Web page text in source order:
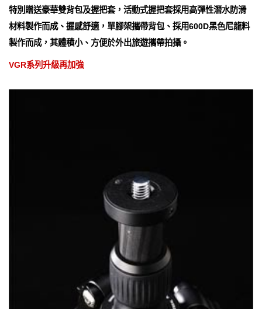
特別贈送豪華雙背包及握把套，活動式握把套採用高彈性潛水防滑
材料製作而成、握感舒適，單腳架攜帶背包、採用600D黑色尼龍料
製作而成，其體積小、方便於外出旅遊攜帶拍攝。
VGR系列升級再加強